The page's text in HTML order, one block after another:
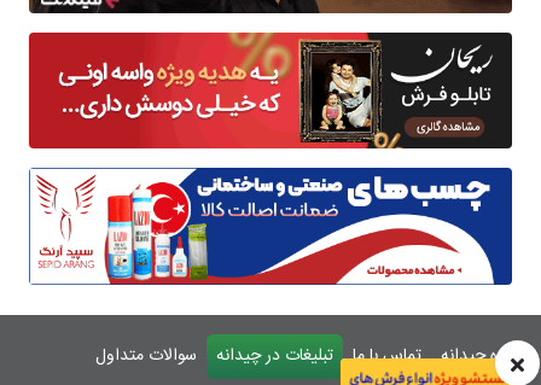
درباره چیدانه تماس با ما تبلیغات در چیدانه
سوالات متداول